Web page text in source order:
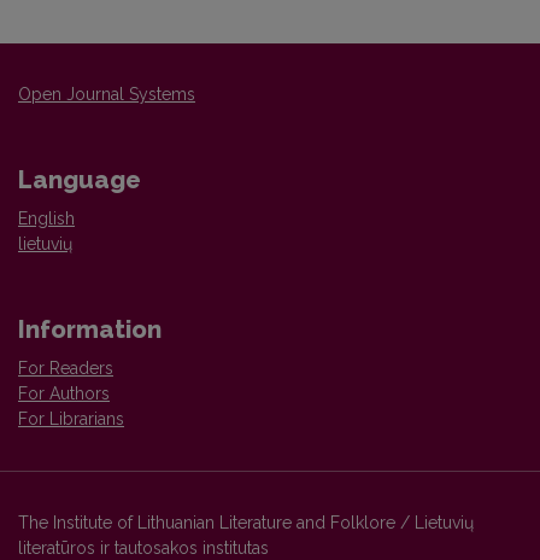
Open Journal Systems
Language
English
lietuvių
Information
For Readers
For Authors
For Librarians
The Institute of Lithuanian Literature and Folklore / Lietuvių
literatūros ir tautosakos institutas